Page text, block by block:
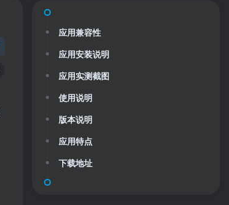
应用兼容性
应用安装说明
应用实测截图
使用说明
版本说明
应用特点
下载地址